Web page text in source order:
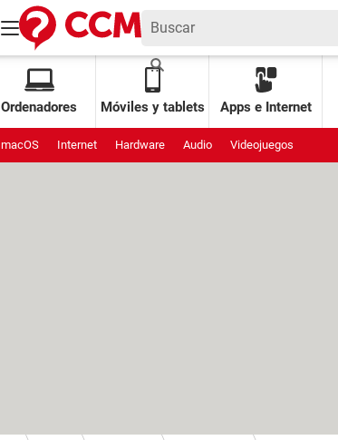
Ordenadores Móviles y tablets Apps e Internet
macOS Internet Hardware Audio Videojuegos